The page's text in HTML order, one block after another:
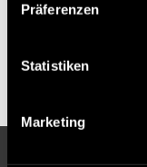
Präferenzen
Statistiken
Marketing